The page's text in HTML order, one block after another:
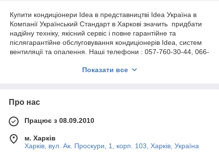
Купити кондиціонери Idea в представництві Idea Україна в
Компанії Український Стандарт в Харкові значить придбати
надійну техніку, якісний сервіс і повне гарантійне та
післягарантійне обслуговування кондиціонерів Idea, систем
вентиляції та опалення. Наші телефони : 057-760-30-44, 066-
Показати все
Про нас
Працює з 08.09.2010
м. Харків
Харків, вул. Ак. Проскури, 1, корп. 103, Харків, Україна